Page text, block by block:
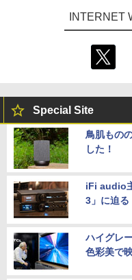
INTERNET
Special Site
鳥肌もの
した！
iFi audio
3」に迫る
ハイグレ
色彩美で